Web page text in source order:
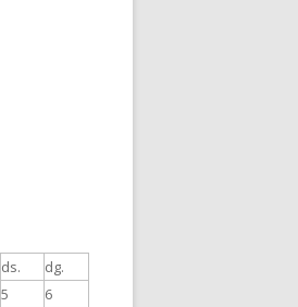
ds. dg.
5
6